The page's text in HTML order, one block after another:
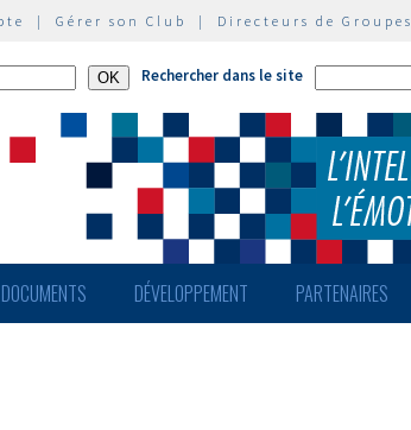
| Gérer son Club | Directeurs de Groupes
Rechercher dans le site
DOCUMENTS DÉVELOPPEMENT PARTENAIRES